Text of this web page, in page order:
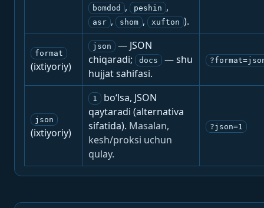
bomdod , peshin ,
asr , shom , xufton ).
format
(ixtiyoriy)
json
— JSON
chiqaradi;
docs
— shu
hujjat sahifasi.
json
(ixtiyoriy)
1
bo‘lsa, JSON
qaytaradi (alternativa
sifatida). Masalan,
kesh/proksi uchun
qulay.
?json=1